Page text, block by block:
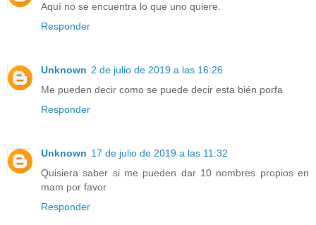
Aquí no se encuentra lo que uno quiere.
Responder
Unknown 2 de julio de 2019 a las 16:26
Me pueden decir como se puede decir esta bién porfa
Responder
Unknown 17 de julio de 2019 a las 11:32
Quisiera saber si me pueden dar 10 nombres propios en
mam por favor
Responder